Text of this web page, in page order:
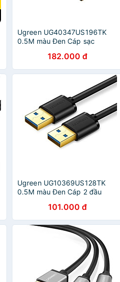
Ugreen UG40347US196TK
0.5M màu Đen Cáp sạc
đầu MICRO USB cao cấp -
HÀNG CHÍNH HÃNG
182.000 đ
Ugreen UG10369US128TK
0.5M màu Đen Cáp 2 đầu
HÀNG CHÍNH HÃNG
101.000 đ